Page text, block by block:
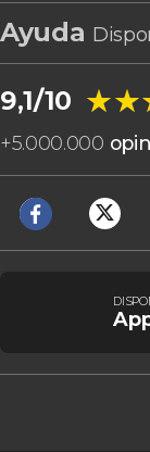
Ayuda
9,1/10
+5.000.000